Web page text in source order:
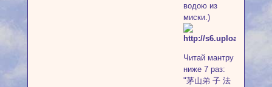
водою из
миски.)
Читай мантру
ниже 7 раз:
"茅山弟 子 法